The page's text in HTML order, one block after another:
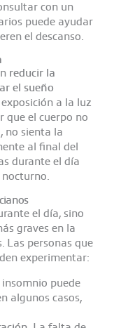
con un
puede ayudar
el descanso.
reducir la
el sueño
a la luz
que el cuerpo no
no sienta la
al final del
durante el día
el día, sino
graves en la
Las personas que
experimentar:
insomnio puede
algunos casos,